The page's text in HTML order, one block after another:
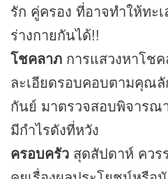
รัก คู่ครอง ที่อาจทำให้ทะ
ร่างกายกันได้!!
โชคลาภ การแสวงหาโช
ละเอียดรอบคอบตามคุณ
กันย์ มาตรวจสอบพิจารณ
มีกำไรดังที่หวัง
ครอบครัว สุดสัปดาห์ ควร